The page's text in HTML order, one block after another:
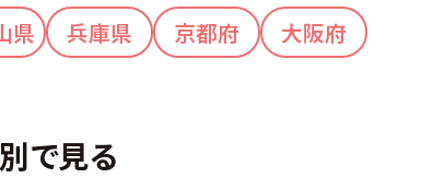
県 兵庫県 京都府 大阪府
で見る